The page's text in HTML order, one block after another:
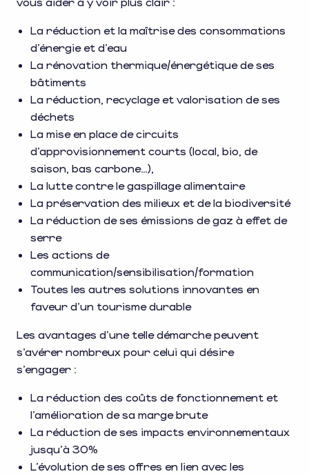
La réduction et la maîtrise des consommations
d’énergie et d’eau
La rénovation thermique/énergétique de ses
bâtiments
La réduction, recyclage et valorisation de ses
déchets
La mise en place de circuits
d’approvisionnement courts (local, bio, de
saison, bas carbone…),
La lutte contre le gaspillage alimentaire
La préservation des milieux et de la biodiversité
La réduction de ses émissions de gaz à effet de
serre
Les actions de
communication/sensibilisation/formation
Toutes les autres solutions innovantes en
faveur d’un tourisme durable
Les avantages d’une telle démarche peuvent
s’avérer nombreux pour celui qui désire
s’engager :
La réduction des coûts de fonctionnement et
l’amélioration de sa marge brute
La réduction de ses impacts environnementaux
jusqu’à 30%
L’évolution de ses offres en lien avec les